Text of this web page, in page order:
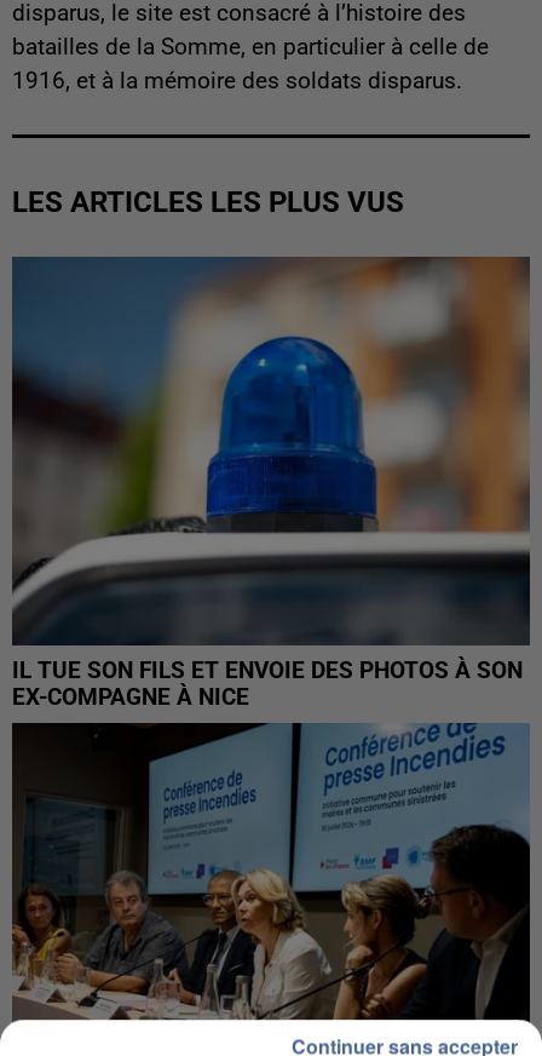
disparus, le site est consacré à l’histoire des
batailles de la Somme, en particulier à celle de
1916, et à la mémoire des soldats disparus.
LES ARTICLES LES PLUS VUS
IL TUE SON FILS ET ENVOIE DES PHOTOS À SON
EX-COMPAGNE À NICE
Continuer sans accepter